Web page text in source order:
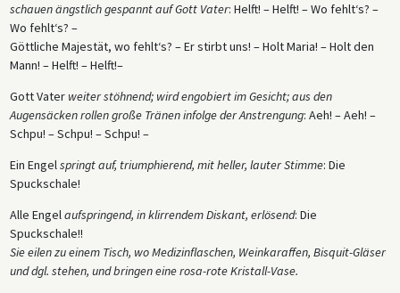
schauen ängstlich gespannt auf Gott Vater: Helft! – Helft! – Wo fehlt‘s? –
Wo fehlt‘s? –
Göttliche Majestät, wo fehlt‘s? – Er stirbt uns! – Holt Maria! – Holt den
Mann! – Helft! – Helft!–
Gott Vater weiter stöhnend; wird engobiert im Gesicht; aus den
Augensäcken rollen große Tränen infolge der Anstrengung: Aeh! – Aeh! –
Schpu! – Schpu! – Schpu! –
Ein Engelspringt auf, triumphierend, mit heller, lauter Stimme: Die
Spuckschale!
Alle Engelaufspringend, in klirrendem Diskant, erlösend: Die
Spuckschale!!
Sie eilen zu einem Tisch, wo Medizinflaschen, Weinkaraffen, Bisquit-Gläser
und dgl. stehen, und bringen eine rosa-rote Kristall-Vase.